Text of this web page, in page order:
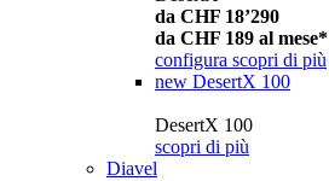
da CHF 18’290
da CHF 189 al mese*
configura scopri di più
new DesertX 100
DesertX 100
scopri di più
Diavel